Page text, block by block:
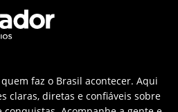
faz o Brasil acontecer. Aqui
claras, diretas e confiáveis sobre